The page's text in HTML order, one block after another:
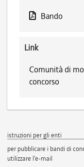
Bando
Link
Comunità di
concorso
istruzioni per gli enti
per pubblicare i bandi di
utilizzare l'e-mail